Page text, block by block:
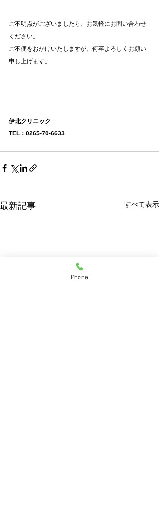
ご不明点がございましたら、お気軽にお問い合わせ
ください。
ご不便をおかけいたしますが、何卒よろしくお願い
申し上げます。
伊北クリニック
TEL：0265-70-6633
最新記事 すべて表示
Phone